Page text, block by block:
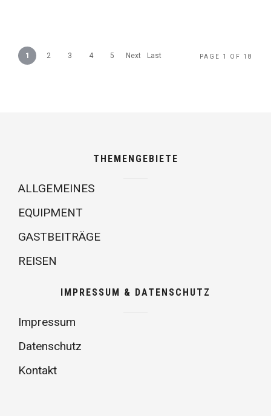
1 2 3 4 5 Next Last PAGE 1 OF 18
THEMENGEBIETE
ALLGEMEINES
EQUIPMENT
GASTBEITRÄGE
REISEN
IMPRESSUM & DATENSCHUTZ
Impressum
Datenschutz
Kontakt